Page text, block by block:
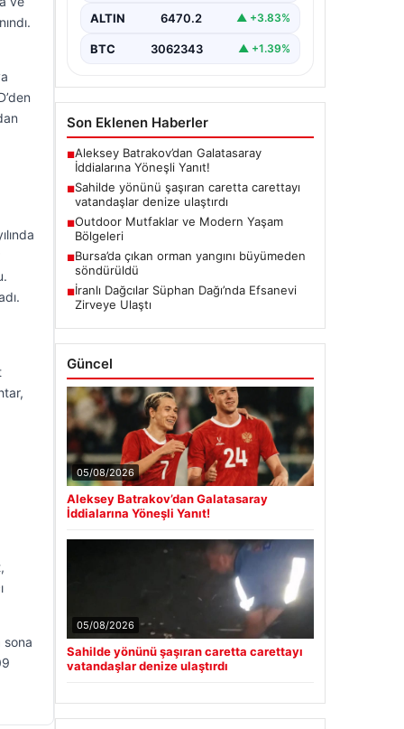
sona
ALTIN 6470.2 ▲ +3.83%
BTC 3062343 ▲ +1.39%
Son Eklenen Haberler
■Aleksey Batrakov’dan Galatasaray
İddialarına Yöneşli Yanıt!
■Sahilde yönünü şaşıran caretta carettayı
vatandaşlar denize ulaştırdı
■Outdoor Mutfaklar ve Modern Yaşam
Bölgeleri
■Bursa’da çıkan orman yangını büyümeden
söndürüldü
■İranlı Dağcılar Süphan Dağı’nda Efsanevi
Zirveye Ulaştı
Güncel
05/08/2026
Aleksey Batrakov’dan Galatasaray
İddialarına Yöneşli Yanıt!
05/08/2026
Sahilde yönünü şaşıran caretta carettayı
vatandaşlar denize ulaştırdı